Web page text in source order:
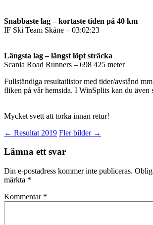
Snabbaste lag – kortaste tiden på 40 km
IF Ski Team Skåne – 03:02:23
Längsta lag – längst löpt sträcka
Scania Road Runners – 698 425 meter
Fullständiga resultatlistor med tider/avstånd
fliken på vår hemsida. I WinSplits kan du även
Mycket svett att torka innan retur!
Inläggsnavigering
← Resultat 2019 Fler bilder →
Lämna ett svar
Din e-postadress kommer inte publiceras.
märkta *
Kommentar *